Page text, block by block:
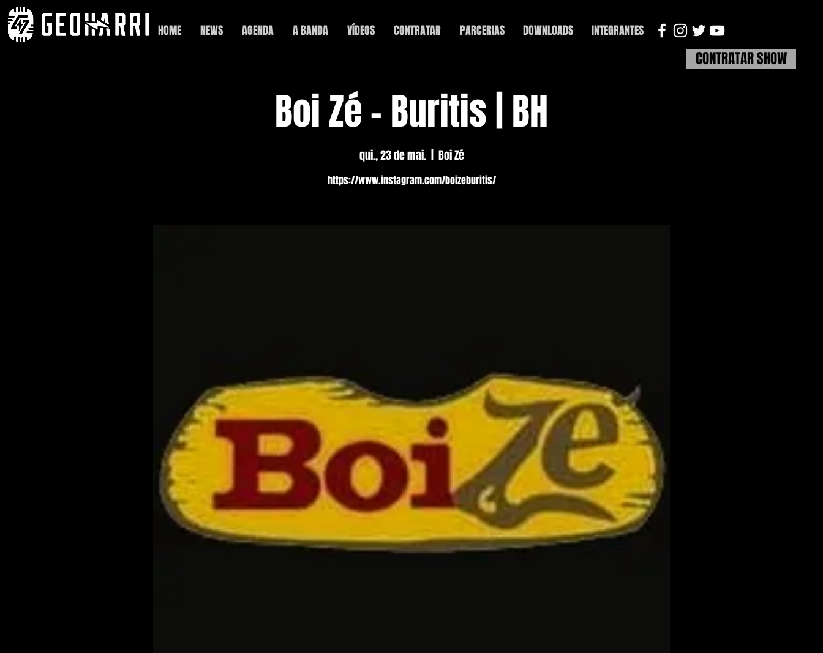
HOME NEWS AGENDA A BANDA VÍDEOS CONTRATAR PARCERIAS DOWNLOADS INTEGRANTES
Boi Zé - Buritis | BH
qui., 23 de mai.
  |
Boi Zé
https://www.instagram.com/boizeburitis/
CONTRATAR SHOW